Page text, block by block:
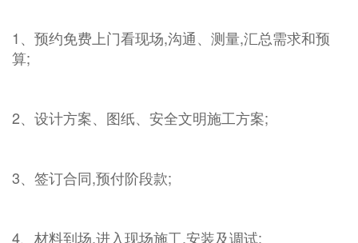
1、预约免费上门看现场,沟通、测量,汇总需求和预
算;
2、设计方案、图纸、安全文明施工方案;
3、签订合同,预付阶段款;
4、材料到场,进入现场施工,安装及调试;